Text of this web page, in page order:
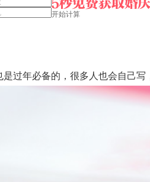
开始计算
年必备的，很多人也会自己写